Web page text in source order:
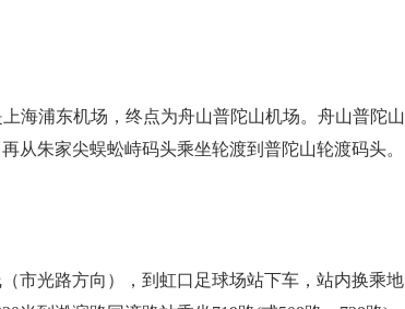
海浦东机场，终点为舟山普陀山机场。舟山普陀山
从朱家尖蜈蚣峙码头乘坐轮渡到普陀山轮渡码头。
市光路方向），到虹口足球场站下车，站内换乘地